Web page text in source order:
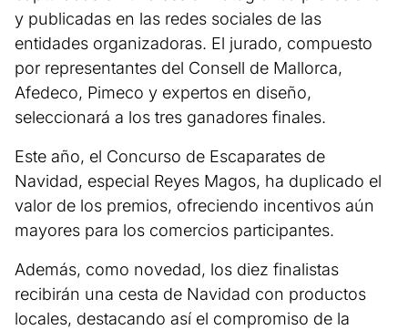
y publicadas en las redes sociales de las
entidades organizadoras. El jurado, compuesto
por representantes del Consell de Mallorca,
Afedeco, Pimeco y expertos en diseño,
seleccionará a los tres ganadores finales.
Este año, el Concurso de Escaparates de
Navidad, especial Reyes Magos, ha duplicado el
valor de los premios, ofreciendo incentivos aún
mayores para los comercios participantes.
Además, como novedad, los diez finalistas
recibirán una cesta de Navidad con productos
locales, destacando así el compromiso de la